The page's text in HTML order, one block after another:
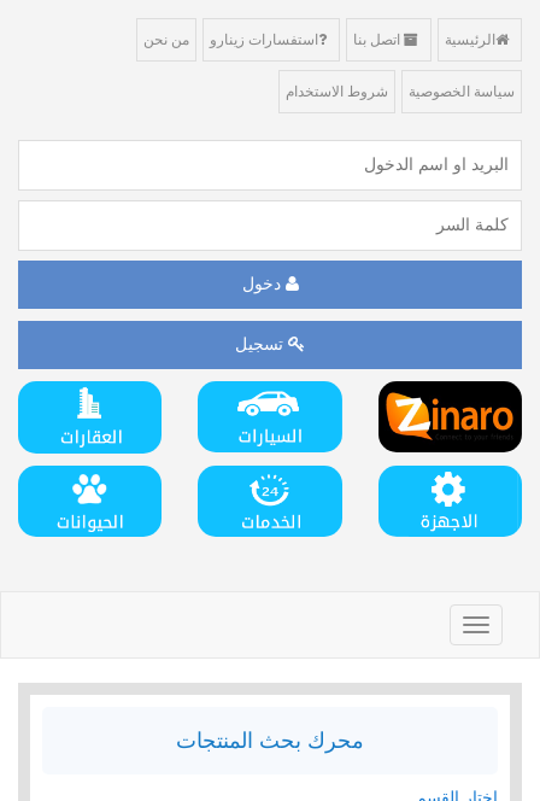
الرئيسية اتصل بنا استفسارات زينارو من نحن
سياسة الخصوصية شروط الاستخدام
دخول
تسجيل
Toggle
navigation
محرك بحث المنتجات